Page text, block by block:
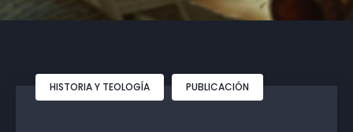
HISTORIA Y TEOLOGÍA PUBLICACIÓN